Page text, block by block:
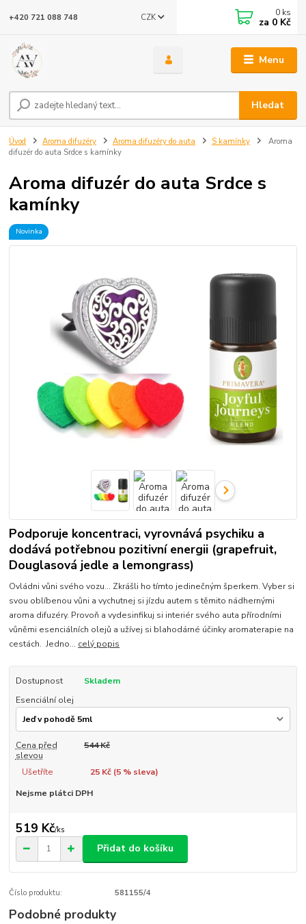
Menu
CZK
Hledat
+420 721 088 748 0 ks
za 0 Kč
Úvod Aroma difuzéry Aroma difuzéry do auta S kamínky
Aroma
difuzér do auta Srdce s kamínky
Aroma difuzér do auta Srdce s
kamínky
Novinka
Podporuje koncentraci, vyrovnává psychiku a
dodává potřebnou pozitivní energii (grapefruit,
Douglasová jedle a lemongrass)
Ovládni vůni svého vozu... Zkrášli ho tímto jedinečným šperkem. Vyber si
svou oblíbenou vůni a vychutnej si jízdu autem s těmito nádhernými
aroma difuzéry. Provoň a vydesinfikuj si interiér svého auta přírodními
vůněmi esenciálních olejů a užívej si blahodárné účinky aromaterapie na
cestách. Jedno... celý popis
Dostupnost
Skladem
Esenciální olej
Cena před
slevou
544 Kč
Ušetříte 25 Kč (5% sleva)
Nejsme plátci DPH
519 Kč/ks
Přidat do košíku
Číslo produktu: 581155/4
Podobné produkty